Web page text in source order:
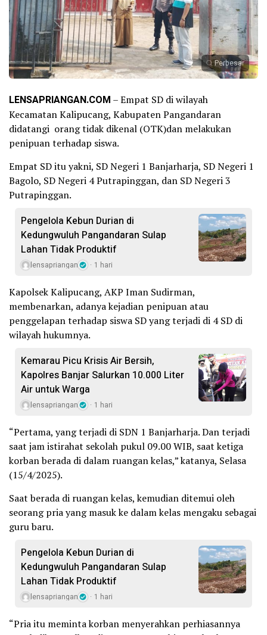
Perbesar
LENSAPRIANGAN.COM – Empat SD di wilayah
Kecamatan Kalipucang, Kabupaten Pangandaran
didatangi orang tidak dikenal (OTK)dan melakukan
penipuan terhadap siswa.
Empat SD itu yakni, SD Negeri 1 Banjarharja, SD Negeri 1
Bagolo, SD Negeri 4 Putrapinggan, dan SD Negeri 3
Putrapinggan.
Pengelola Kebun Durian di
Kedungwuluh Pangandaran Sulap
Lahan Tidak Produktif ‎
lensapriangan 1 hari
Kapolsek Kalipucang, AKP Iman Sudirman,
membenarkan, adanya kejadian penipuan atau
penggelapan terhadap siswa SD yang terjadi di 4 SD di
wilayah hukumnya.
Kemarau Picu Krisis Air Bersih,
Kapolres Banjar Salurkan 10.000 Liter
Air untuk Warga
lensapriangan 1 hari
“Pertama, yang terjadi di SDN 1 Banjarharja. Dan terjadi
saat jam istirahat sekolah pukul 09.00 WIB, saat ketiga
korban berada di dalam ruangan kelas,” katanya, Selasa
(15/4/2025).
Saat berada di ruangan kelas, kemudian ditemui oleh
seorang pria yang masuk ke dalam kelas mengaku sebagai
guru baru.
Pengelola Kebun Durian di
Kedungwuluh Pangandaran Sulap
Lahan Tidak Produktif ‎
lensapriangan 1 hari
“Pria itu meminta korban menyerahkan perhiasannya